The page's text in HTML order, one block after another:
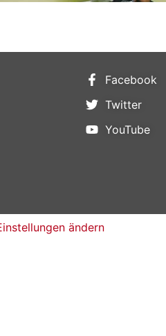
Facebook
Twitter
YouTube
ändern